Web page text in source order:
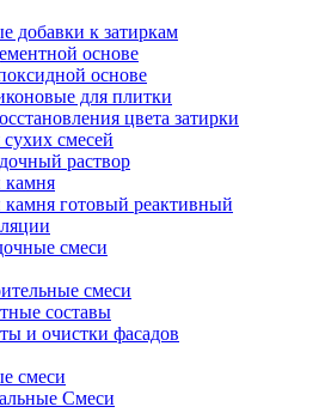
добавки к затиркам
основе
основе
для плитки
цвета затирки
смесей
раствор
камня
готовый реактивный
смеси
смеси
составы
и очистки фасадов
смеси
Смеси